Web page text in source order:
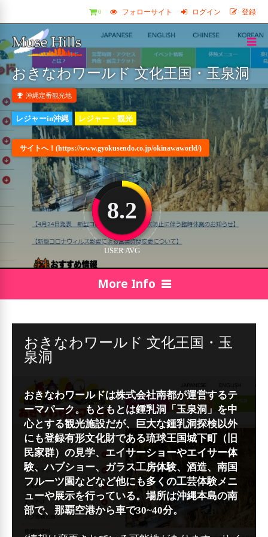
フォローサイト ログイン 登録
0
おきなわワールド 文化王国・玉泉洞
沖縄定番観光地
レジャーin沖縄 レジャー・観光
サイトへ！(https://www.gyokusendo.co.jp/okinawaworld/)
8.2
USER AVG
More Info
おきなわワールド 文化王国・玉
泉洞
おきなわワールドは株式会社南都が運営するテ
ーマパーク。もともとは鍾乳洞「玉泉洞」を中
心とする観光施設だが、巨大な鍾乳洞探検以外
にも登録有形文化財である琉球王国城下町（旧
民家群）の見学、エイサーショーやエイサー体
験、ハブショー、ガラス工房体験、酒造、南国
フルーツ園などなど他にも多くの工芸体験メニ
ューや展示を行っている。場所は沖縄本島の南
部で、那覇空港から車で30~40分。